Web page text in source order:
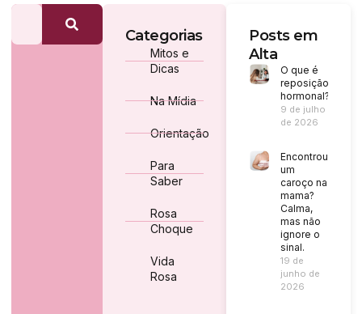
Categorias
Mitos e
Dicas
Na Mídia
Orientação
Para
Saber
Rosa
Choque
Vida
Rosa
Posts em
Alta
O que é
reposição
hormonal?
9 de julho
de 2026
Encontrou
um
caroço na
mama?
Calma,
mas não
ignore o
sinal.
19 de
junho de
2026